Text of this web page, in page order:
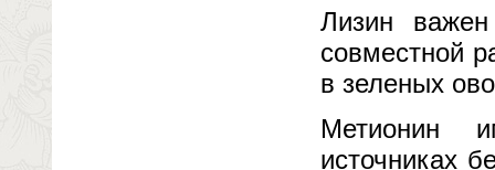
Лизин
совместной
в зеленых
Метионин
источниках